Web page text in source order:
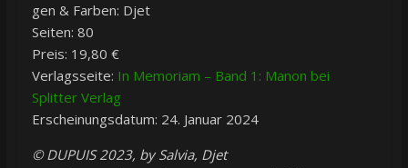
gen & Farben: Djet
Seiten: 80
Preis: 19,80 €
Verlagsseite: In Memoriam – Band 1: Manon bei
Splitter Verlag
Erscheinungsdatum: 24. Januar 2024
© DUPUIS 2023, by Salvia, Djet